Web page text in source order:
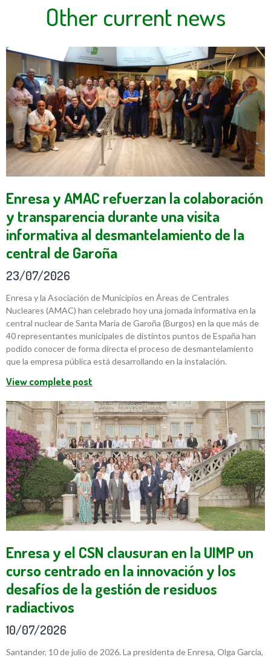
Other current news
Enresa y AMAC refuerzan la colaboración
y transparencia durante una visita
informativa al desmantelamiento de la
central de Garoña
23/07/2026
Enresa y la Asociación de Municipios en Áreas de Centrales
Nucleares (AMAC) han celebrado hoy una jornada informativa en la
central nuclear de Santa María de Garoña (Burgos) en la que más de
40 representantes municipales de distintos puntos de España han
podido conocer de forma directa el proceso de desmantelamiento
que la empresa pública está desarrollando en la instalación.
View complete post
Enresa y el CSN clausuran en la UIMP un
curso centrado en la innovación y los
desafíos de la gestión de residuos
radiactivos
10/07/2026
Santander, 10 de julio de 2026. La presidenta de Enresa, Olga García,